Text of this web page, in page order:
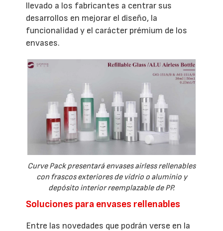
llevado a los fabricantes a centrar sus
desarrollos en mejorar el diseño, la
funcionalidad y el carácter prémium de los
envases.
Curve Pack presentará envases airless rellenables
con frascos exteriores de vidrio o aluminio y
depósito interior reemplazable de PP.
Soluciones para envases rellenables
Entre las novedades que podrán verse en la